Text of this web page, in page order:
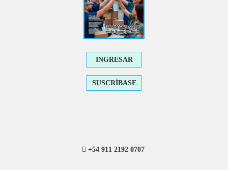
INGRESAR
SUSCRÍBASE
+54 911 2192 0707